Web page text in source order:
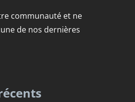
communauté et ne
de nos dernières